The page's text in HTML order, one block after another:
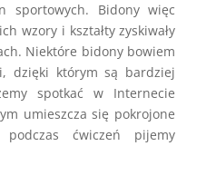
sportowych. Bidony więc
wzory i kształty zyskiwały
Niektóre bidony bowiem
dzięki którym są bardziej
spotkać w Internecie
umieszcza się pokrojone
ćwiczeń pijemy